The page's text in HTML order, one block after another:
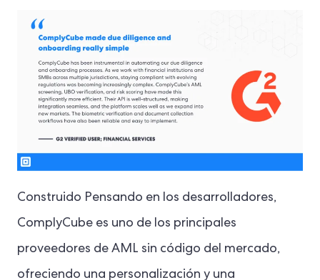
Construido Pensando en los desarrolladores,
ComplyCube es uno de los principales
proveedores de AML sin código del mercado,
ofreciendo una personalización y una